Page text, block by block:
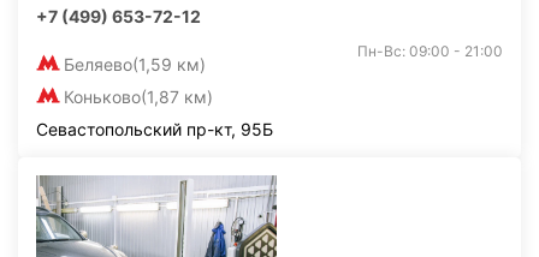
+7 (499) 653-72-12
Беляево(1,59 км)
Коньково(1,87 км)
Пн-Вс: 09:00 - 21:00
Севастопольский пр-кт, 95Б